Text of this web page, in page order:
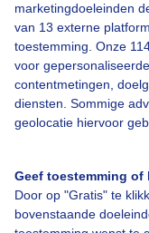
marketingdoeleinden
van 13 externe
toestemming. Onze
voor
contentmetingen,
diensten. Sommige
geolocatie hiervoor
Geef toestemming of
Door op "Gratis" te
bovenstaande
Over Buienradar
Bedrijfsgegevens
Veelgestelde
Toegankelijkheid
Adverteren